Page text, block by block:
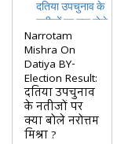
Narrotam
Mishra On
Datiya BY-
Election Result:
दतिया उपचुनाव
के नतीजों पर
क्या बोले नरोत्तम
मिश्रा ?